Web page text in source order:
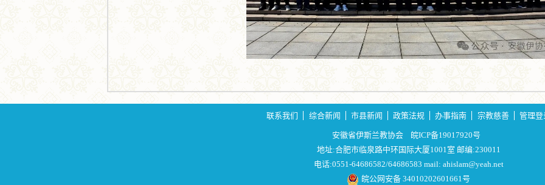
联系我们 综合新闻 市县新闻 政策法规 办事指南 宗教慈善 管理登
安徽省伊斯兰教协会
皖ICP备19017920号
地址:合肥市临泉路中环国际大厦1001室 邮编:230011
电话:0551-64686582/64686583 mail: ahislam@yeah.net
皖公网安备 34010202601661号